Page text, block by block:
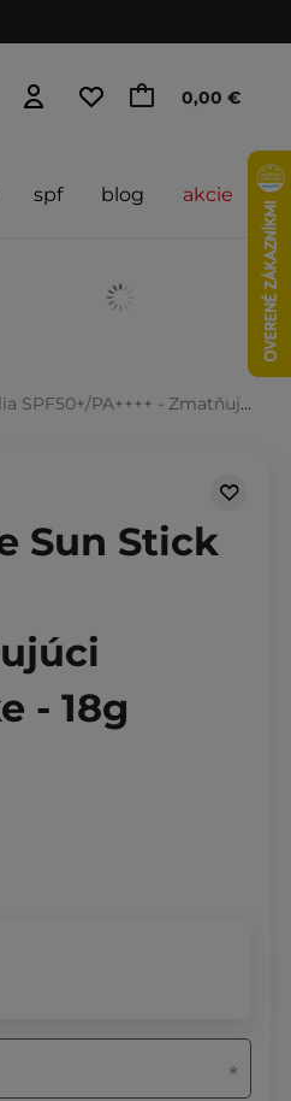
0,00 €
spf blog akcie
prípravok s SPF v tyčinke - 18g
Sun Stick
- 18g